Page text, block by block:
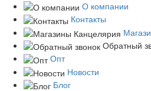
О компании
Контакты
Обратный
Опт
Новости
Блог